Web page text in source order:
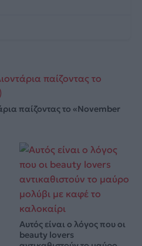
παίζοντας το «November
Αυτός είναι ο λόγος που οι
beauty lovers